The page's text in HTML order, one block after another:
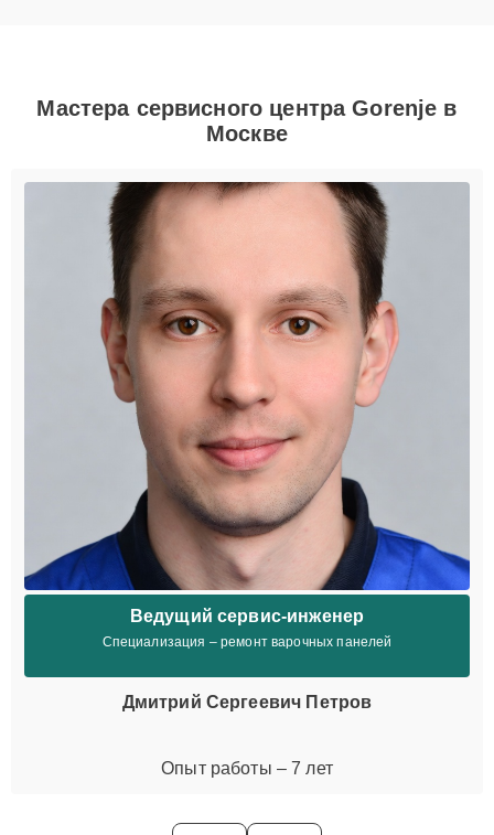
Мастера сервисного центра Gorenje в
Москве
Ведущий сервис-инженер
Специализация – ремонт варочных панелей
Дмитрий Сергеевич Петров
Опыт работы – 7 лет